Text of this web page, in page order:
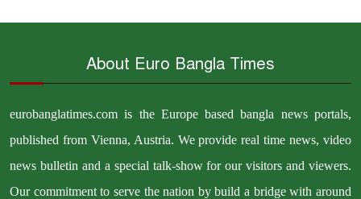
About Euro Bangla Times
eurobanglatimes.com is the Europe based bangla news portals,
published from Vienna, Austria. We provide real time news, video
news bulletin and a special talk-show for our visitors and viewers.
Our commitment to serve the nation by build a bridge with around